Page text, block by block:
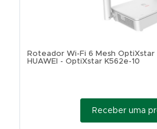
Roteador Wi-Fi 6 Mesh OptiXstar
HUAWEI - OptiXstar K562e-10
Receber uma